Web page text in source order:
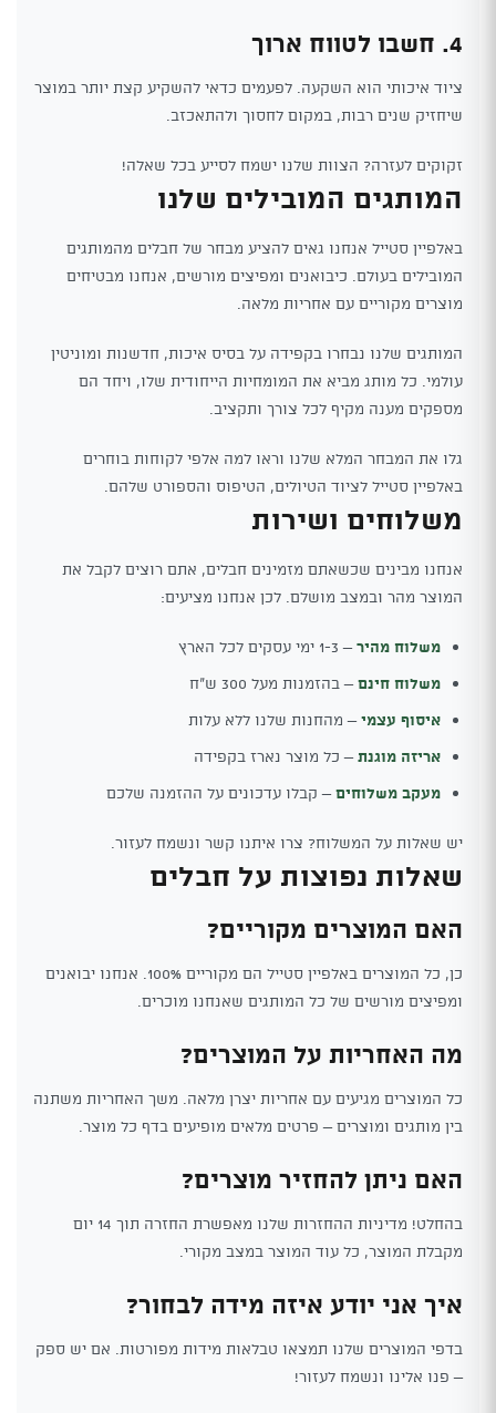
4. חשבו לטווח ארוך
ציוד איכותי הוא השקעה. לפעמים כדאי להשקיע קצת יותר במוצר
שיחזיק שנים רבות, במקום לחסוך ולהתאכזב.
זקוקים לעזרה? הצוות שלנו ישמח לסייע בכל שאלה!
המותגים המובילים שלנו
באלפיין סטייל אנחנו גאים להציע מבחר של חבלים מהמותגים
המובילים בעולם. כיבואנים ומפיצים מורשים, אנחנו מבטיחים
מוצרים מקוריים עם אחריות מלאה.
המותגים שלנו נבחרו בקפידה על בסיס איכות, חדשנות ומוניטין
עולמי. כל מותג מביא את המומחיות הייחודית שלו, ויחד הם
מספקים מענה מקיף לכל צורך ותקציב.
גלו את המבחר המלא שלנו וראו למה אלפי לקוחות בוחרים
באלפיין סטייל לציוד הטיולים, הטיפוס והספורט שלהם.
משלוחים ושירות
אנחנו מבינים שכשאתם מזמינים חבלים, אתם רוצים לקבל את
המוצר מהר ובמצב מושלם. לכן אנחנו מציעים:
משלוח מהיר– 1-3 ימי עסקים לכל הארץ
משלוח חינם– בהזמנות מעל 300 ש"ח
איסוף עצמי– מהחנות שלנו ללא עלות
אריזה מוגנת– כל מוצר נארז בקפידה
מעקב משלוחים– קבלו עדכונים על ההזמנה שלכם
יש שאלות על המשלוח? צרו איתנו קשר ונשמח לעזור.
שאלות נפוצות על חבלים
האם המוצרים מקוריים?
כן, כל המוצרים באלפיין סטייל הם מקוריים 100%. אנחנו יבואנים
ומפיצים מורשים של כל המותגים שאנחנו מוכרים.
מה האחריות על המוצרים?
כל המוצרים מגיעים עם אחריות יצרן מלאה. משך האחריות משתנה
בין מותגים ומוצרים – פרטים מלאים מופיעים בדף כל מוצר.
האם ניתן להחזיר מוצרים?
בהחלט! מדיניות ההחזרות שלנו מאפשרת החזרה תוך 14 יום
מקבלת המוצר, כל עוד המוצר במצב מקורי.
איך אני יודע איזה מידה לבחור?
בדפי המוצרים שלנו תמצאו טבלאות מידות מפורטות. אם יש ספק
– פנו אלינו ונשמח לעזור!